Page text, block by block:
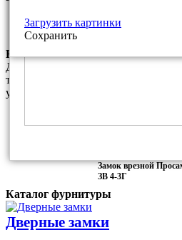
Фалевая ручка ПроСам
замка ПроСам ЗВ 4-3
Комплектация замками данной
Данный комплект замков является
требованиям МВД РФ. За
установить любой другой замок из
Замок врезной
ЗВ 4-3Г
Каталог фурнитуры
Дверные замки
Загрузить картинки
Сохранить